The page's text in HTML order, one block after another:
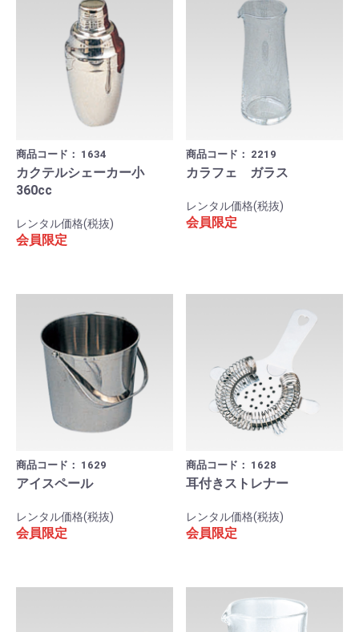
商品コード： 1634
カクテルシェーカー小
360cc
レンタル価格(税抜)
会員限定
商品コード： 2219
カラフェ ガラス
レンタル価格(税抜)
会員限定
商品コード： 1629
アイスペール
レンタル価格(税抜)
会員限定
商品コード： 1628
耳付きストレナー
レンタル価格(税抜)
会員限定